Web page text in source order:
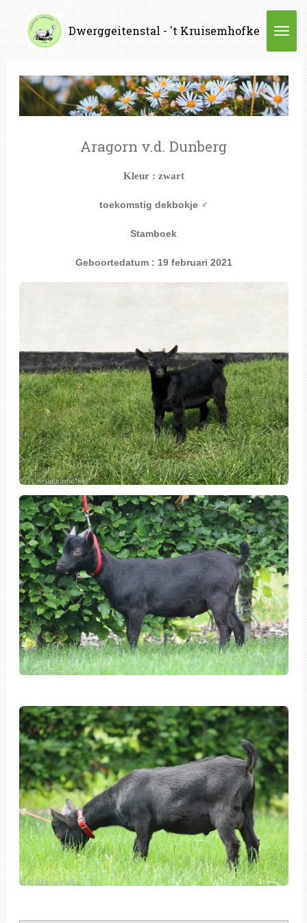
Ga
direct
naar
hoofdinhoud
Dwerggeitenstal - 't Kruisemhofke
Aragorn v.d. Dunberg
Kleur : zwart
toekomstig dekbokje ♂
Stamboek
Geboortedatum : 19 februari 2021